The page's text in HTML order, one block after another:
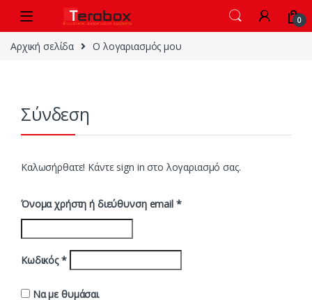
Skip to navigation
0
Αρχική σελίδα Ο λογαριασμός μου
Σύνδεση
Καλωσήρθατε! Κάντε sign in στο λογαριασμό σας.
Όνομα χρήστη ή διεύθυνση email *
Κωδικός*
Να με θυμάσαι